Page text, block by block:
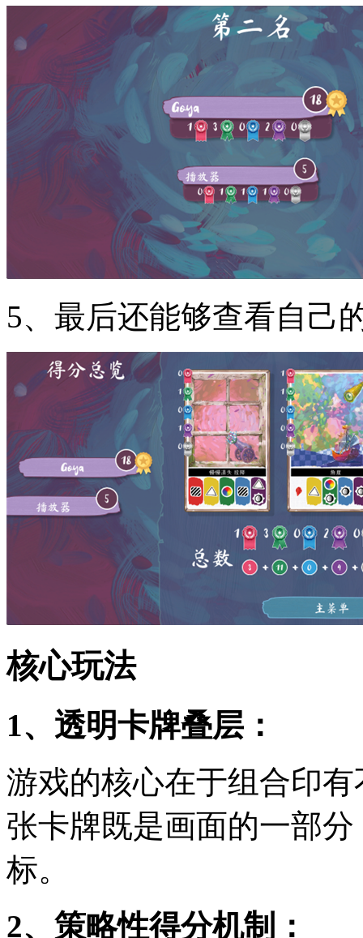
5、最后还能够查看自己
核心玩法
1、透明卡牌叠层：
游戏的核心在于组合印
张卡牌既是画面的一部
标。
2、策略性得分机制：